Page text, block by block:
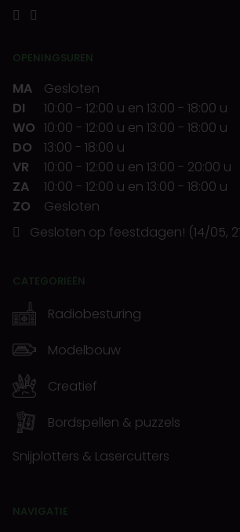
OPENINGSUREN
MA
Gesloten
DI
10:00 - 12:00 u en 13:00 - 18:00 u
WO 10:00 - 12:00 u en 13:00 - 18:00 u
DO
13:00 - 18:00 u
VR
10:00 - 12:00 u en 13:00 - 20:00 u
ZA
10:00 - 12:00 u en 13:00 - 18:00 u
ZO
Gesloten
Gesloten op feestdagen! (14/05,
CATEGORIEËN
Radiobesturing
Modelbouw
Creatief
Bordspellen & puzzels
Snijplotters & Lasercutters
NAVIGATIE